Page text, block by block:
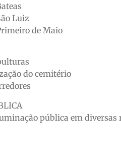
Luiz
de Maio
do cemitério
pública em diversas